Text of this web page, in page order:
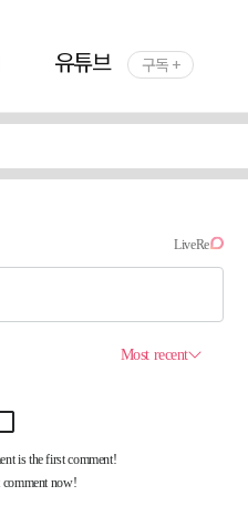
유튜브 구독 +